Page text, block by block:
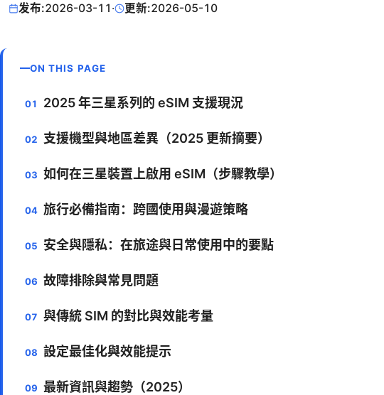
发布:2026-03-11 · 更新:2026-05-10
ON THIS PAGE
2025 年三星系列的 eSIM 支援現況
支援機型與地區差異（2025 更新摘要）
如何在三星裝置上啟用 eSIM（步驟教學）
旅行必備指南：跨國使用與漫遊策略
安全與隱私：在旅途與日常使用中的要點
故障排除與常見問題
與傳統 SIM 的對比與效能考量
設定最佳化與效能提示
最新資訊與趨勢（2025）